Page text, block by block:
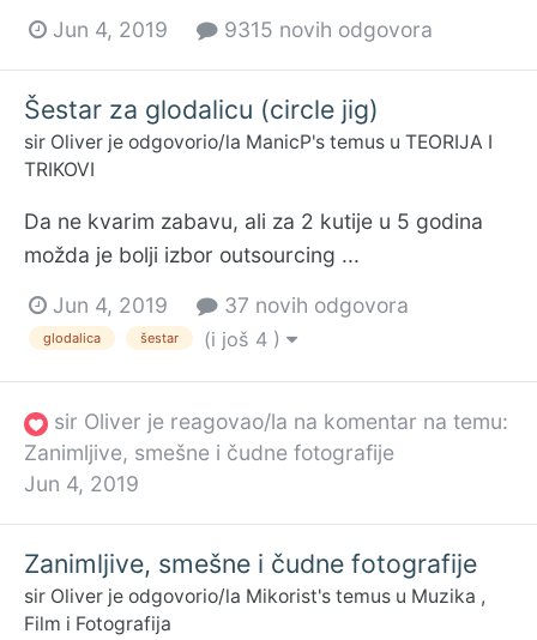
Jun 4, 2019 9315 novih odgovora
Šestar za glodalicu (circle jig)
sir Oliver je odgovorio/la ManicP's temus u TEORIJA I
TRIKOVI
Da ne kvarim zabavu, ali za 2 kutije u 5 godina
možda je bolji izbor outsourcing ...
Jun 4, 2019 37 novih odgovora
glodalica šestar (i još 4 )
sir Oliver je reagovao/la na komentar na temu:
Zanimljive, smešne i čudne fotografije
Jun 4, 2019
Zanimljive, smešne i čudne fotografije
sir Oliver je odgovorio/la Mikorist's temus u Muzika ,
Film i Fotografija